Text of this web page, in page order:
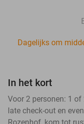
Dagelijks om
In het kort
Voor 2 personen: 1
late check-out en